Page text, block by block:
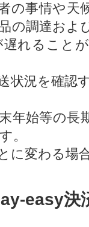
の事情や天
の調達およ
れること
状況を確認
年始等の長
。
に変わる場
easy決